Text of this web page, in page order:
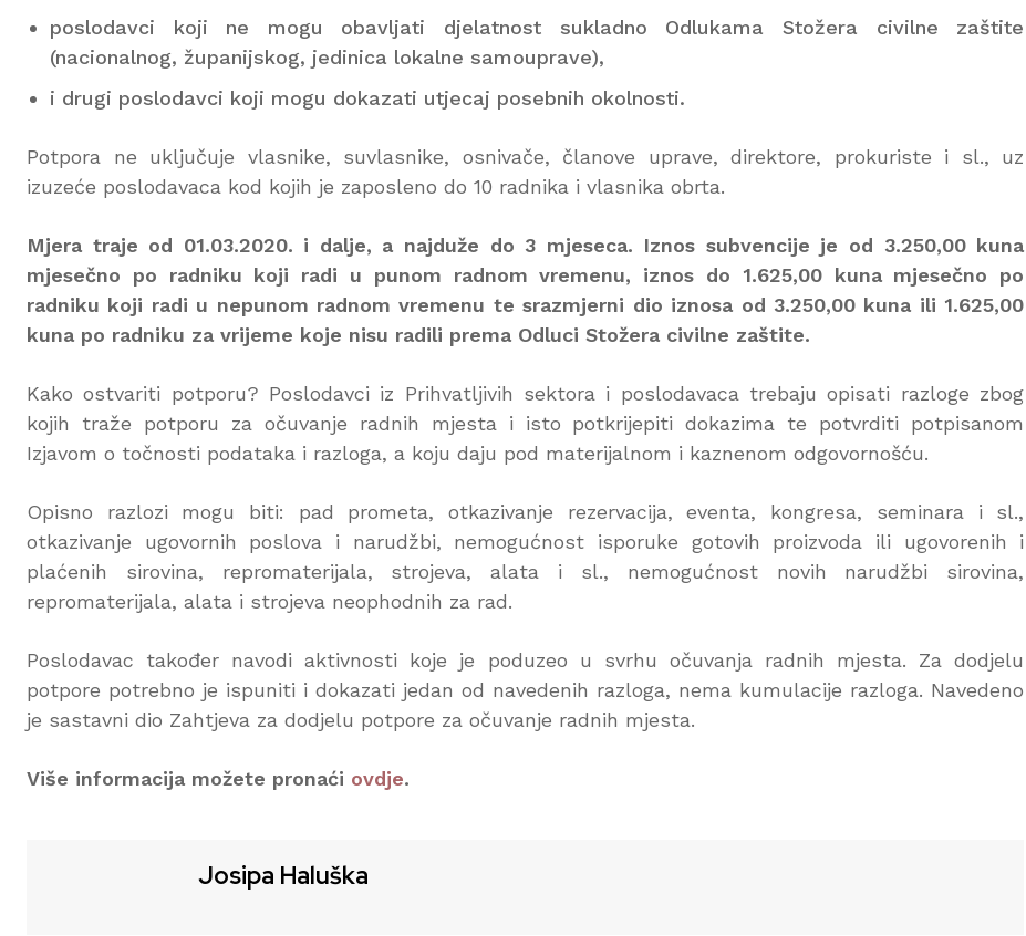
poslodavci koji ne mogu obavljati djelatnost sukladno Odlukama Stožera civilne zaštite
(nacionalnog, županijskog, jedinica lokalne samouprave),
i drugi poslodavci koji mogu dokazati utjecaj posebnih okolnosti.
Potpora ne uključuje vlasnike, suvlasnike, osnivače, članove uprave, direktore, prokuriste i sl., uz
izuzeće poslodavaca kod kojih je zaposleno do 10 radnika i vlasnika obrta.
Mjera traje od 01.03.2020. i dalje, a najduže do 3 mjeseca. Iznos subvencije je od 3.250,00 kuna
mjesečno po radniku koji radi u punom radnom vremenu, iznos do 1.625,00 kuna mjesečno po
radniku koji radi u nepunom radnom vremenu te srazmjerni dio iznosa od 3.250,00 kuna ili 1.625,00
kuna po radniku za vrijeme koje nisu radili prema Odluci Stožera civilne zaštite.
Kako ostvariti potporu? Poslodavci iz Prihvatljivih sektora i poslodavaca trebaju opisati razloge zbog
kojih traže potporu za očuvanje radnih mjesta i isto potkrijepiti dokazima te potvrditi potpisanom
Izjavom o točnosti podataka i razloga, a koju daju pod materijalnom i kaznenom odgovornošću.
Opisno razlozi mogu biti: pad prometa, otkazivanje rezervacija, eventa, kongresa, seminara i sl.,
otkazivanje ugovornih poslova i narudžbi, nemogućnost isporuke gotovih proizvoda ili ugovorenih i
plaćenih sirovina, repromaterijala, strojeva, alata i sl., nemogućnost novih narudžbi sirovina,
repromaterijala, alata i strojeva neophodnih za rad.
Poslodavac također navodi aktivnosti koje je poduzeo u svrhu očuvanja radnih mjesta. Za dodjelu
potpore potrebno je ispuniti i dokazati jedan od navedenih razloga, nema kumulacije razloga. Navedeno
je sastavni dio Zahtjeva za dodjelu potpore za očuvanje radnih mjesta.
Više informacija možete pronaći ovdje.
Josipa Haluška